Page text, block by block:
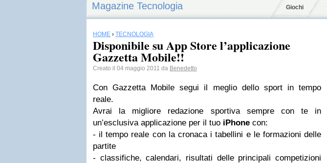
Magazine Tecnologia Giochi
HOME › TECNOLOGIA
Disponibile su App Store l’applicazione
Gazzetta Mobile!!
Creato il 04 maggio 2011 da Benedetto
Con Gazzetta Mobile segui il meglio dello sport in tempo
reale.
Avrai la migliore redazione sportiva sempre con te in
un’esclusiva applicazione per il tuo iPhone con:
- il tempo reale con la cronaca i tabellini e le formazioni delle
partite
- classifiche, calendari, risultati delle principali competizioni